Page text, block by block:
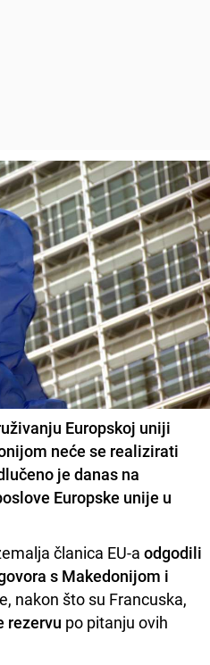
Europskoj uniji
neće se realizirati
je danas na
Europske unije u
članica EU-a odgodili
s Makedonijom i
nakon što su Francuska,
rezervu po pitanju ovih